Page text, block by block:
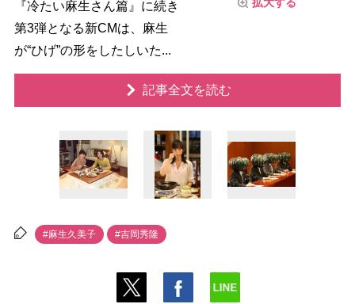
『冷たい麻生さん篇』に続き
第3弾となる新CMは、麻生
が“ひげ”の形をしたしいた...
記事全文を読む
#麻生久美子 #吉岡秀隆